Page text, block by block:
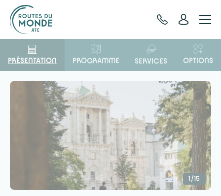
PRÉSENTATION PROGRAMME SERVICES OPTIONS
1/15
Panneau de gestion des cookies